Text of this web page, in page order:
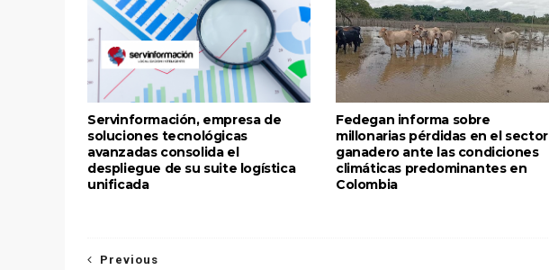
Servinformación, empresa de
soluciones tecnológicas
avanzadas consolida el
despliegue de su suite logística
unificada
Fedegan informa sobre
millonarias pérdidas en el sector
ganadero ante las condiciones
climáticas predominantes en
Colombia
Previous